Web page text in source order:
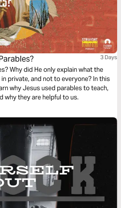
3 Days
Why did He only explain what the
private, and not to everyone? In this
why Jesus used parables to teach,
why they are helpful to us.